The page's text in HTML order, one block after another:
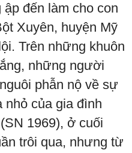
đến làm cho con
Xuyên, huyện Mỹ
Trên những khuôn
những người
phẫn nộ về sự
nhỏ của gia đình
1969), ở cuối
trôi qua, nhưng từ